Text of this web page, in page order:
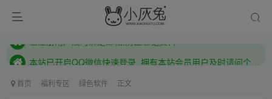
本站已开启QQ微信快速登录 ,拥有本站会员用户及时请问个人中心绑定！
首页 福利专区 绿色软件 正文